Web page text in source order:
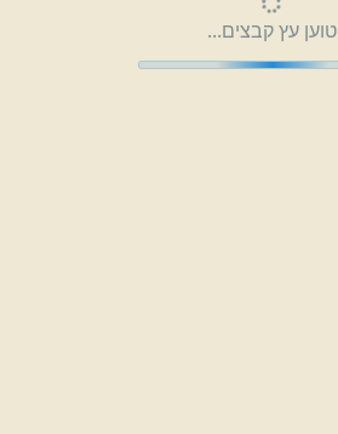
טוען עץ קבצים...